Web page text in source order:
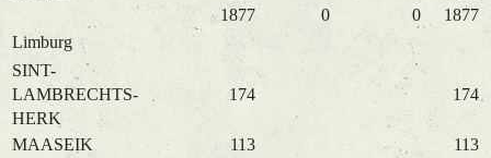
1877
0 0
1877
Limburg
SINT-
LAMBRECHTS-
HERK
174 174
MAASEIK 113
113